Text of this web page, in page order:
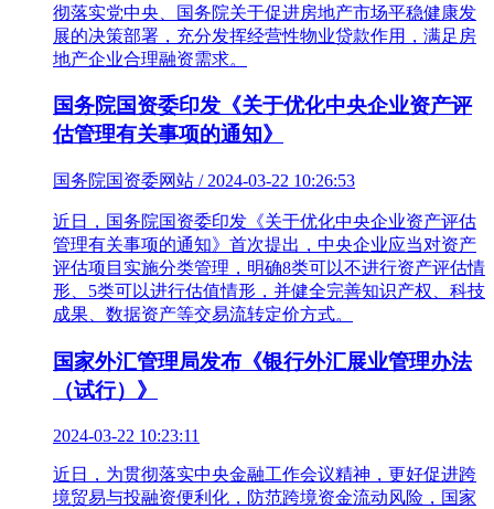
彻落实党中央、国务院关于促进房地产市场平稳健康发
展的决策部署，充分发挥经营性物业贷款作用，满足房
地产企业合理融资需求。
国务院国资委印发《关于优化中央企业资产评
估管理有关事项的通知》
国务院国资委网站 / 2024-03-22 10:26:53
近日，国务院国资委印发《关于优化中央企业资产评估
管理有关事项的通知》首次提出，中央企业应当对资产
评估项目实施分类管理，明确8类可以不进行资产评估情
形、5类可以进行估值情形，并健全完善知识产权、科技
成果、数据资产等交易流转定价方式。
国家外汇管理局发布《银行外汇展业管理办法
（试行）》
2024-03-22 10:23:11
近日，为贯彻落实中央金融工作会议精神，更好促进跨
境贸易与投融资便利化，防范跨境资金流动风险，国家